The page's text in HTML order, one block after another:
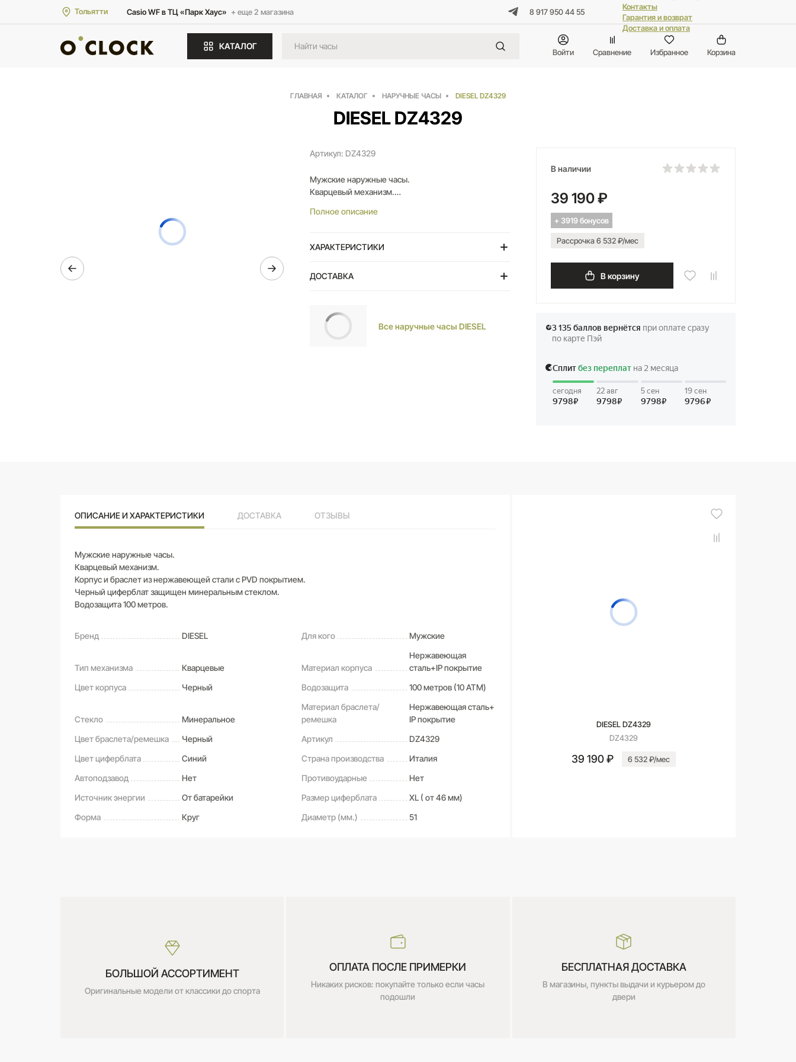
Тольятти Casio WF в ТЦ «Парк Хаус» + еще 2 магазина 8 917 950 44 55
Контакты
Гарантия и возврат
Доставка и оплата
КАТАЛОГ
Войти Сравнение Избранное Корзина
ГЛАВНАЯ КАТАЛОГ НАРУЧНЫЕ ЧАСЫ DIESEL DZ4329
DIESEL DZ4329
Артикул: DZ4329
Мужские наружные часы.
Кварцевый механизм.
покрытием.
стеклом.
Полное описание
ХАРАКТЕРИСТИКИ
ДОСТАВКА
Все наручные часы DIESEL
В наличии
39 190 ₽
+ 3919 бонусов
Рассрочка 6 532 ₽/мес
В корзину
ОПИСАНИЕ И ХАРАКТЕРИСТИКИ ДОСТАВКА ОТЗЫВЫ
Мужские наружные часы.
Кварцевый механизм.
Корпус и браслет из нержавеющей стали с PVD покрытием.
Черный циферблат защищен минеральным стеклом.
Водозащита 100 метров.
Бренд DIESEL Для кого Мужские
Тип механизма Кварцевые Материал корпуса
Нержавеющая
сталь+IP покрытие
Цвет корпуса
Черный Водозащита 100 метров (10 ATM)
Стекло Минеральное
Материал браслета/
ремешка
Нержавеющая сталь+
IP покрытие
Цвет браслета/ремешка
Черный Артикул
DZ4329
Цвет циферблата
Синий Страна производства
Италия
Автоподзавод
Нет Противоударные
Нет
Источник энергии
От батарейки Размер циферблата
ХL ( от 46 мм)
Форма
Круг Диаметр (мм.) 51
DIESEL DZ4329
DZ4329
39 190 ₽ 6 532 ₽/мес
БОЛЬШОЙ АССОРТИМЕНТ
Оригинальные модели от классики до спорта
ОПЛАТА ПОСЛЕ ПРИМЕРКИ
Никаких рисков: покупайте только если часы
подошли
БЕСПЛАТНАЯ ДОСТАВКА
В магазины, пункты выдачи и курьером до
двери